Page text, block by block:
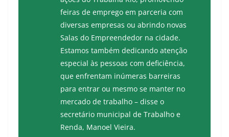
feiras de emprego em parceria com
diversas empresas ou abrindo novas
Salas do Empreendedor na cidade.
Estamos também dedicando atenção
especial às pessoas com deficiência,
que enfrentam inúmeras barreiras
para entrar ou mesmo se manter no
mercado de trabalho – disse o
secretário municipal de Trabalho e
Renda, Manoel Vieira.